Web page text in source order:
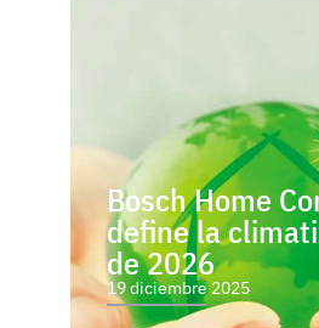
Bosch Home
define la
de 2026
19 diciembre 2025